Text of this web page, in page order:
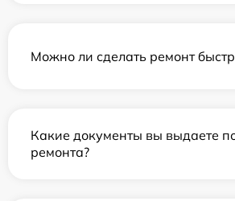
Можно ли сделать ремонт
Какие документы вы выдаете
ремонта?